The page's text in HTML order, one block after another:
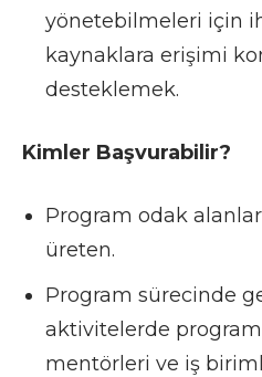
yönetebilmeleri için
kaynaklara erişimi
desteklemek.
Kimler Başvurabilir?
Program odak
üreten.
Program sürecinde
aktivitelerde
mentörleri ve iş